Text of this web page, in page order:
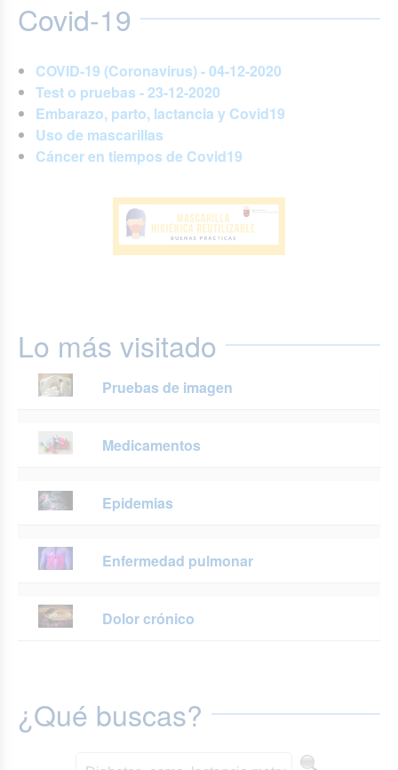
Covid-19
COVID-19 (Coronavirus) - 04-12-2020
Test o pruebas - 23-12-2020
Embarazo, parto, lactancia y Covid19
Uso de mascarillas
Cáncer en tiempos de Covid19
Lo más visitado
Pruebas de imagen
Medicamentos
Epidemias
Enfermedad pulmonar
Dolor crónico
¿Qué buscas?